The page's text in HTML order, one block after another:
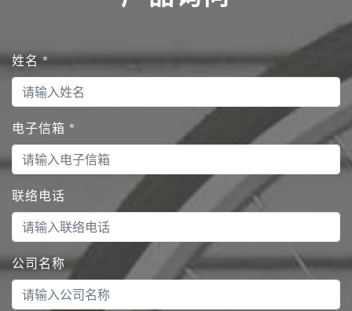
姓名 *
电子信箱 *
联络电话
公司名称